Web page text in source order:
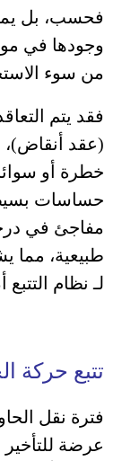
فحسب، بل يمتد
وجودها في
من سوء
فقد يتم
(عقد أنقاض)،
خطرة أو
حساسات
مفاجئ في
طبيعية، مما
لـ نظام
تتبع حركة
فترة نقل
عرضة للتأخير